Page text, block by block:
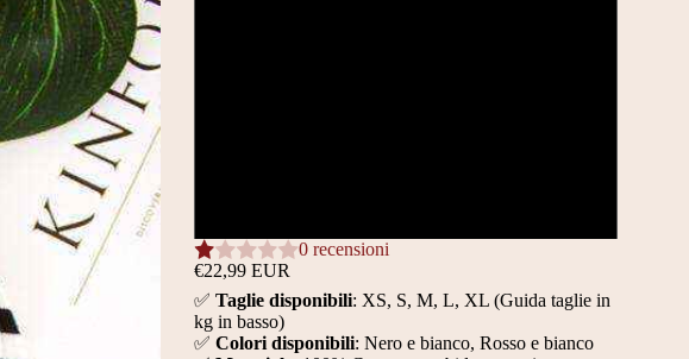
0 recensioni
€22,99 EUR
✅ Taglie disponibili: XS, S, M, L, XL (Guida taglie in
kg in basso)
✅ Colori disponibili: Nero e bianco, Rosso e bianco